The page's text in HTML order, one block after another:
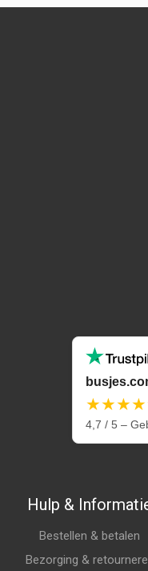
4,7 / 5 –
Hulp &
Bestellen & betalen
Bezorging &